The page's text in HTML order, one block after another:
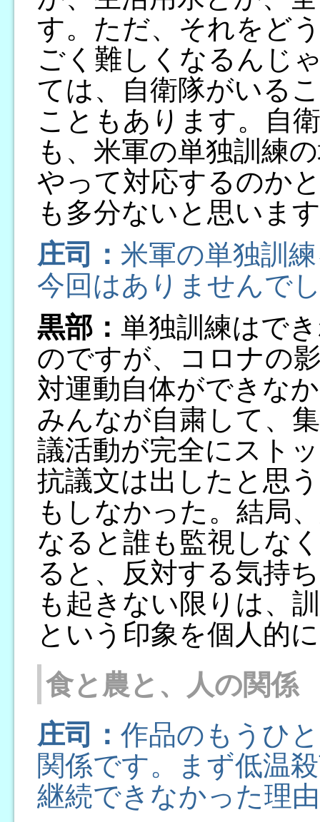
す。ただ、それをど
ごく難しくなるんじ
ては、自衛隊がいる
こともあります。自
も、米軍の単独訓練
やって対応するのか
も多分ないと思いま
庄司： 米軍の単独訓
今回はありませんで
黒部： 単独訓練はで
のですが、コロナの
対運動自体ができな
みんなが自粛して、
議活動が完全にスト
抗議文は出したと思
もしなかった。結局
なると誰も監視しな
ると、反対する気持
も起きない限りは、
という印象を個人的
食と農と、人の関係
庄司： 作品のもうひ
関係です。まず低温
継続できなかった理